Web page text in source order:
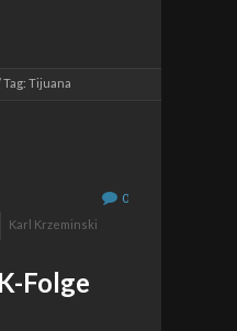
Tag: Tijuana
0
Karl Krzeminski
Folge